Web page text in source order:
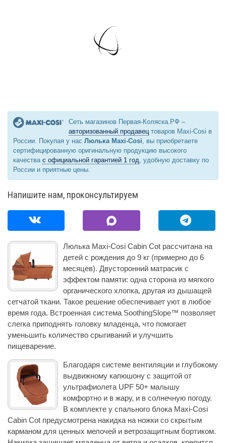
Сеть магазинов Первая-Коляска.РФ –
авторизованный продавец товаров Maxi-Cosi в
России. Покупая у нас Люлька Maxi-Cosi , вы приобретаете
сертифицированную оригинальную продукцию высокого
качества с официальной гарантией 1 год , удобную доставку по
России и приятные цены.
Напишите нам, проконсультируем
Люлька Maxi‑Cosi Cabin Cot рассчитана на
детей с рождения до 9 кг (примерно до 6
месяцев). Двусторонний матрасик с
эффектом памяти: одна сторона из мягкого
органического хлопка, другая из дышащей
сетчатой ткани. Такое решение обеспечивает уют в любое
время года. Встроенная система SoothingSlope™ позволяет
слегка приподнять головку младенца, что помогает
уменьшить количество срыгиваний и улучшить
пищеварение.
Благодаря системе вентиляции и глубокому
выдвижному капюшону с защитой от
ультрафиолета UPF 50+ малышу
комфортно и в жару, и в солнечную погоду.
В комплекте у спального блока Maxi‑Cosi
Cabin Cot предусмотрена накидка на ножки со скрытым
карманом для ценных мелочей и ветрозащитным бортиком.